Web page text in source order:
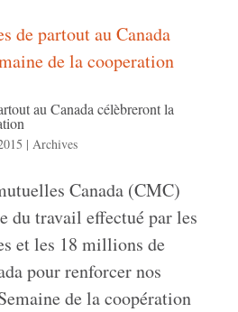
au Canada célèbreront la
| Archives
Canada (CMC)
du travail effectué par les
et les 18 millions de
pour renforcer nos
de la coopération